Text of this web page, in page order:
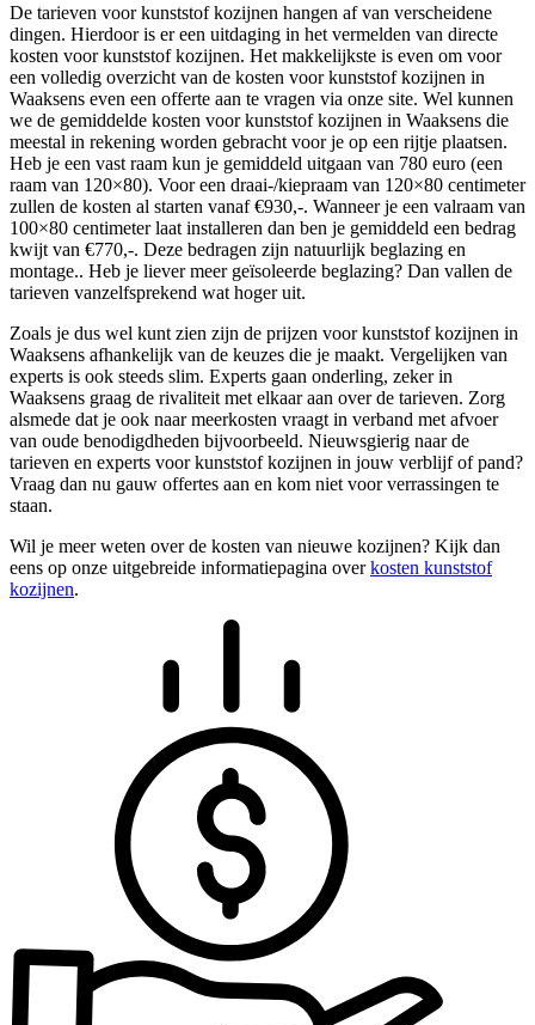
De tarieven voor kunststof kozijnen hangen af van verscheidene
dingen. Hierdoor is er een uitdaging in het vermelden van directe
kosten voor kunststof kozijnen. Het makkelijkste is even om voor
een volledig overzicht van de kosten voor kunststof kozijnen in
Waaksens even een offerte aan te vragen via onze site. Wel kunnen
we de gemiddelde kosten voor kunststof kozijnen in Waaksens die
meestal in rekening worden gebracht voor je op een rijtje plaatsen.
Heb je een vast raam kun je gemiddeld uitgaan van 780 euro (een
raam van 120×80). Voor een draai-/kiepraam van 120×80 centimeter
zullen de kosten al starten vanaf €930,-. Wanneer je een valraam van
100×80 centimeter laat installeren dan ben je gemiddeld een bedrag
kwijt van €770,-. Deze bedragen zijn natuurlijk beglazing en
montage.. Heb je liever meer geïsoleerde beglazing? Dan vallen de
tarieven vanzelfsprekend wat hoger uit.
Zoals je dus wel kunt zien zijn de prijzen voor kunststof kozijnen in
Waaksens afhankelijk van de keuzes die je maakt. Vergelijken van
experts is ook steeds slim. Experts gaan onderling, zeker in
Waaksens graag de rivaliteit met elkaar aan over de tarieven. Zorg
alsmede dat je ook naar meerkosten vraagt in verband met afvoer
van oude benodigdheden bijvoorbeeld. Nieuwsgierig naar de
tarieven en experts voor kunststof kozijnen in jouw verblijf of pand?
Vraag dan nu gauw offertes aan en kom niet voor verrassingen te
staan.
Wil je meer weten over de kosten van nieuwe kozijnen? Kijk dan
eens op onze uitgebreide informatiepagina overkosten kunststof
kozijnen.